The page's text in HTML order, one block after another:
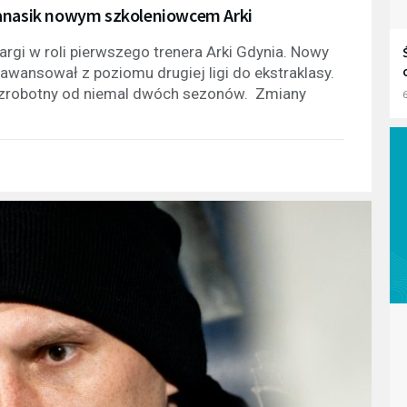
nowym szkoleniowcem Arki
w roli pierwszego trenera Arki Gdynia. Nowy
z poziomu drugiej ligi do ekstraklasy.
od niemal dwóch sezonów. Zmiany